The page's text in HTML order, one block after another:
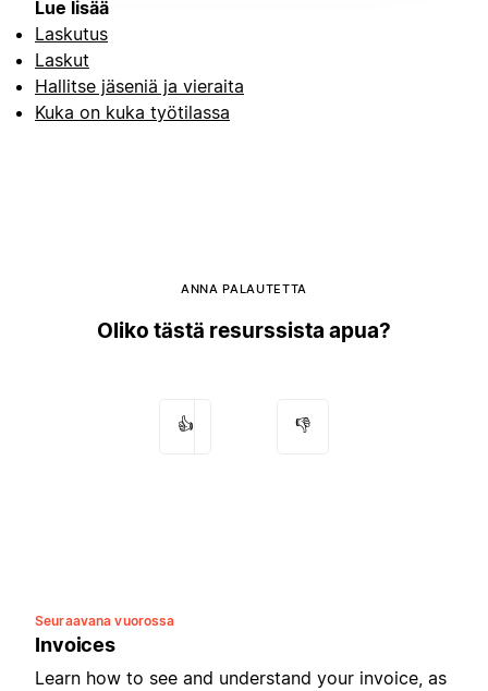
Lue lisää
Laskutus
Laskut
Hallitse jäseniä ja vieraita
Kuka on kuka työtilassa
ANNA PALAUTETTA
Oliko tästä resurssista apua?
👍 👎
Seuraavana vuorossa
Invoices
Learn how to see and understand your invoice, as